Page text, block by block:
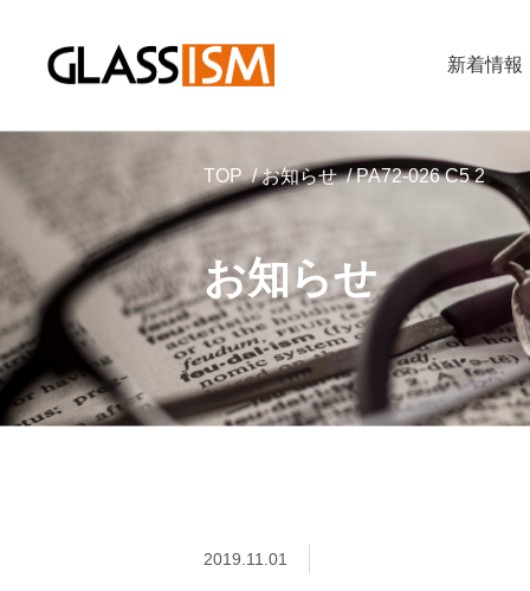
新着情報
お知らせ
TOP お知らせ PA72-026 C5 2
2019.11.01